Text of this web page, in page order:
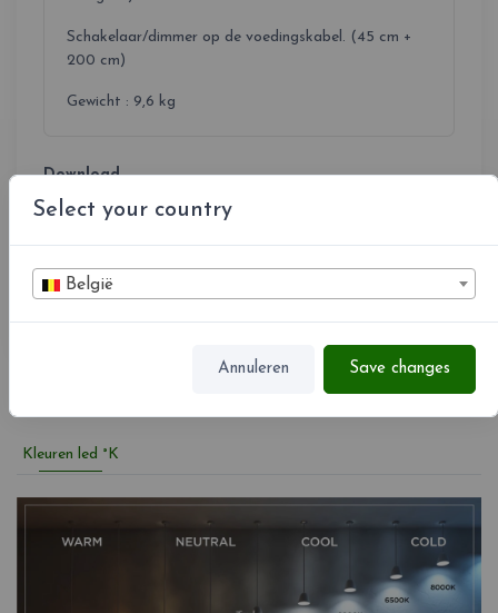
Select your country
België
Annuleren Save changes
Schakelaar/dimmer op de voedingskabel. (45 cm +
200 cm)
Gewicht : 9,6 kg
Download
Pipistrello-Tech.pdf
Pipistrello-Instructions.pdf
Kleuren led °K